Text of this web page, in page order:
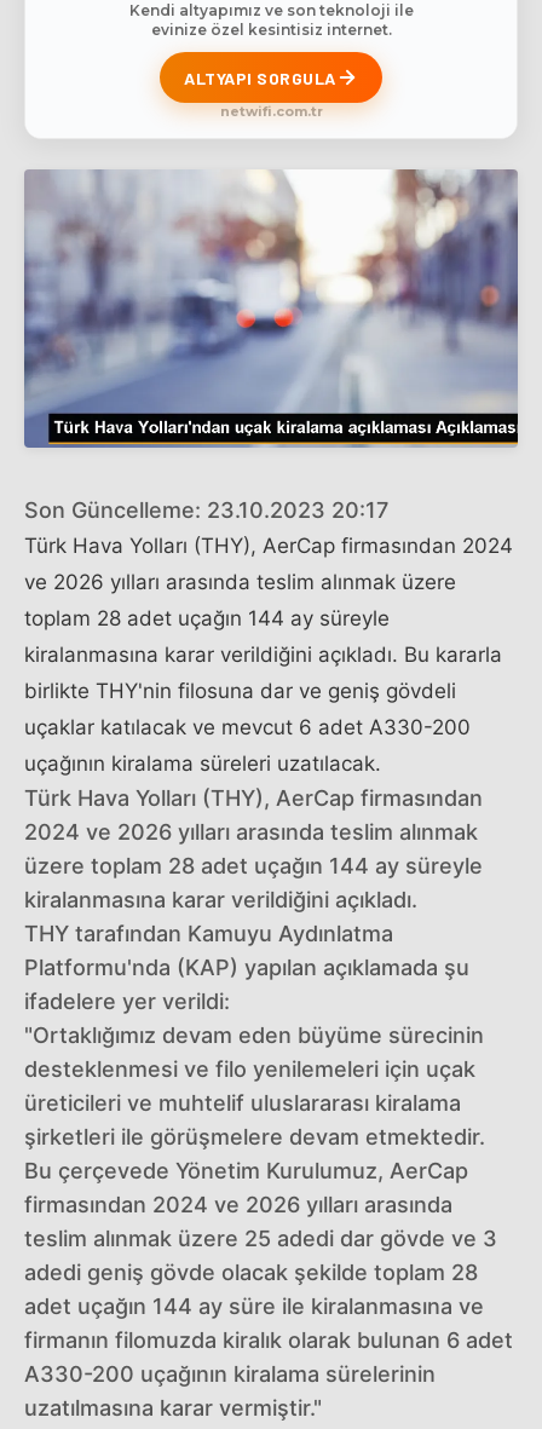
Kendi altyapımız ve son teknoloji ile
evinize özel kesintisiz internet.
ALTYAPI SORGULA
netwifi.com.tr
Son Güncelleme: 23.10.2023 20:17
Türk Hava Yolları (THY), AerCap firmasından 2024
ve 2026 yılları arasında teslim alınmak üzere
toplam 28 adet uçağın 144 ay süreyle
kiralanmasına karar verildiğini açıkladı. Bu kararla
birlikte THY'nin filosuna dar ve geniş gövdeli
uçaklar katılacak ve mevcut 6 adet A330-200
uçağının kiralama süreleri uzatılacak.
Türk Hava Yolları (THY), AerCap firmasından
2024 ve 2026 yılları arasında teslim alınmak
üzere toplam 28 adet uçağın 144 ay süreyle
kiralanmasına karar verildiğini açıkladı.
THY tarafından Kamuyu Aydınlatma
Platformu'nda (KAP) yapılan açıklamada şu
ifadelere yer verildi:
"Ortaklığımız devam eden büyüme sürecinin
desteklenmesi ve filo yenilemeleri için uçak
üreticileri ve muhtelif uluslararası kiralama
şirketleri ile görüşmelere devam etmektedir.
Bu çerçevede Yönetim Kurulumuz, AerCap
firmasından 2024 ve 2026 yılları arasında
teslim alınmak üzere 25 adedi dar gövde ve 3
adedi geniş gövde olacak şekilde toplam 28
adet uçağın 144 ay süre ile kiralanmasına ve
firmanın filomuzda kiralık olarak bulunan 6 adet
A330-200 uçağının kiralama sürelerinin
uzatılmasına karar vermiştir."